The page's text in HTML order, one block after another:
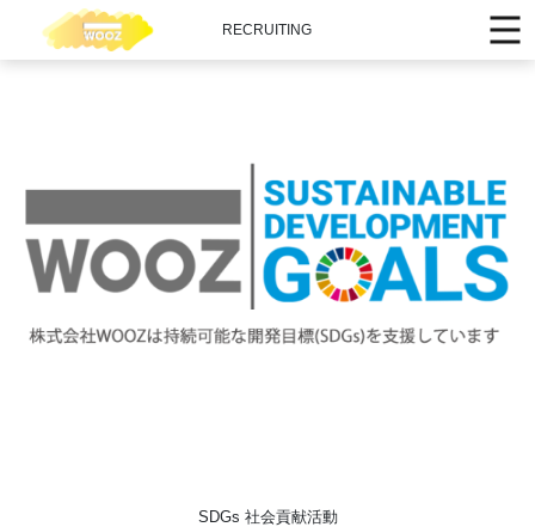
RECRUITING
SDGs 社会貢献活動